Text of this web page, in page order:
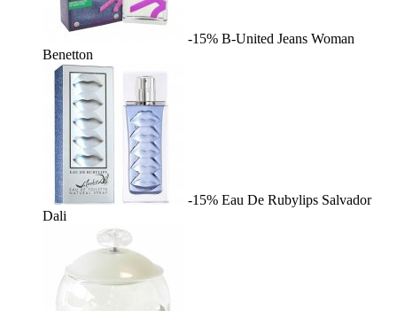
-15% B-United Jeans Woman
Benetton
-15% Eau De Rubylips Salvador
Dali